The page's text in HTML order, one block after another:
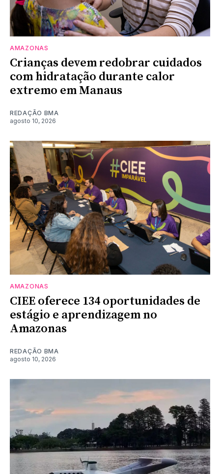
AMAZONAS
Crianças devem redobrar cuidados
com hidratação durante calor
extremo em Manaus
REDAÇÃO BMA
agosto 10, 2026
AMAZONAS
CIEE oferece 134 oportunidades de
estágio e aprendizagem no
Amazonas
REDAÇÃO BMA
agosto 10, 2026